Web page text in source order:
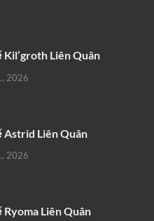
Kil’groth Liên Quân
2026
Astrid Liên Quân
2026
Ryoma Liên Quân